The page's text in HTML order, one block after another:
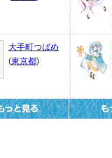
大手町つばめ
(東京都)